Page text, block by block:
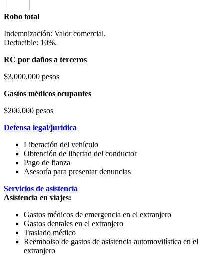
Robo total
Indemnización: Valor comercial.
Deducible: 10%.
RC por daños a terceros
$3,000,000 pesos
Gastos médicos ocupantes
$200,000 pesos
Defensa legal/jurídica
Liberación del vehículo
Obtención de libertad del conductor
Pago de fianza
Asesoría para presentar denuncias
Servicios de asistencia
Asistencia en viajes:
Gastos médicos de emergencia en el extranjero
Gastos dentales en el extranjero
Traslado médico
Reembolso de gastos de asistencia automovilística en el
extranjero